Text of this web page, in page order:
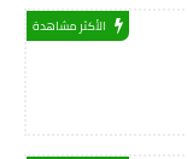
الأكثر مشاهدة